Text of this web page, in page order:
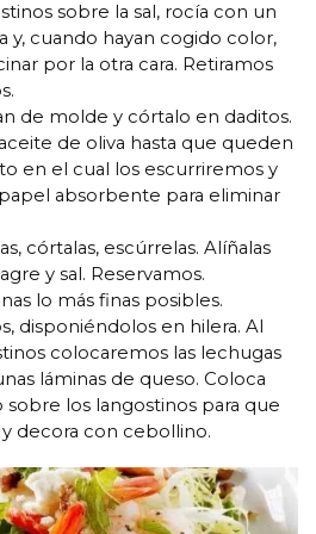
sobre la sal, rocía con un
y, cuando hayan cogido color,
por la otra cara. Retiramos
de molde y córtalo en daditos.
de oliva hasta que queden
en el cual los escurriremos y
absorbente para eliminar
córtalas, escúrrelas. Alíñalas
y sal. Reservamos.
lo más finas posibles.
disponiéndolos en hilera. Al
colocaremos las lechugas
láminas de queso. Coloca
sobre los langostinos para que
decora con cebollino.